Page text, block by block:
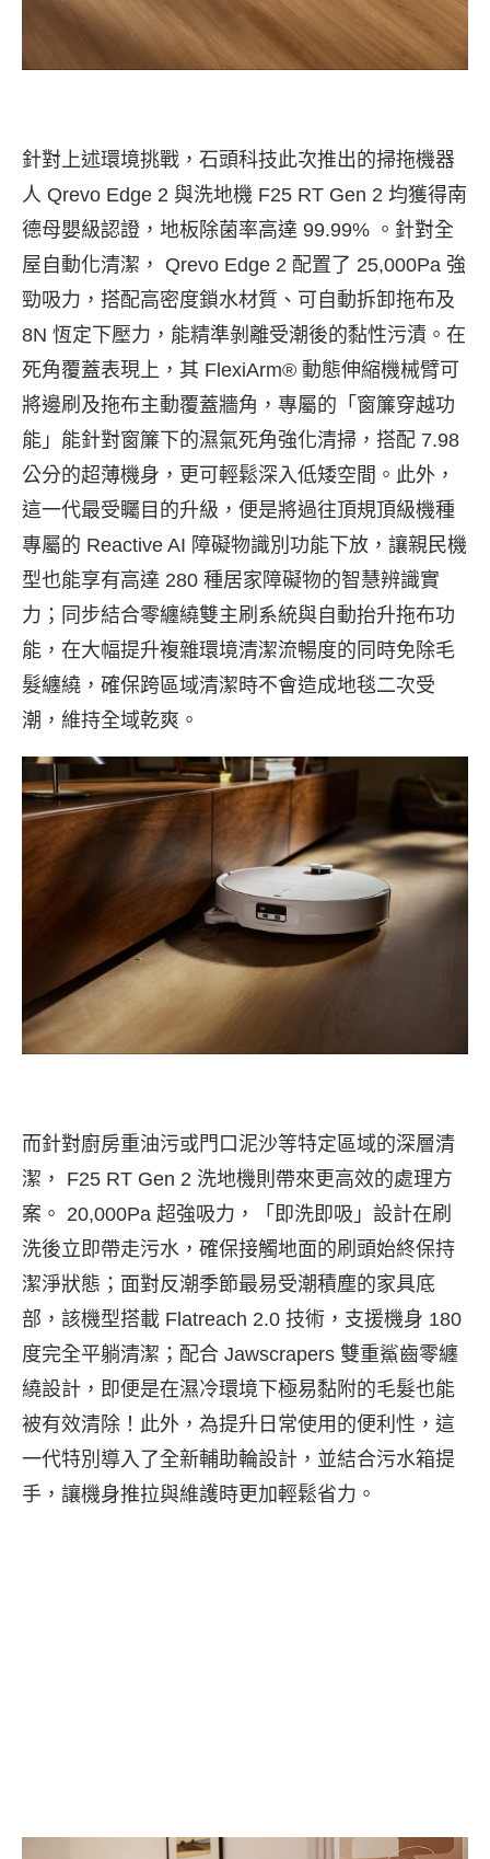
針對上述環境挑戰，石頭科技此次推出的掃拖機器
人 Qrevo Edge 2 與洗地機 F25 RT Gen 2 均獲得南
德母嬰級認證，地板除菌率高達 99.99% 。針對全
屋自動化清潔， Qrevo Edge 2 配置了 25,000Pa 強
勁吸力，搭配高密度鎖水材質、可自動拆卸拖布及
8N 恆定下壓力，能精準剝離受潮後的黏性污漬。在
死角覆蓋表現上，其 FlexiArm® 動態伸縮機械臂可
將邊刷及拖布主動覆蓋牆角，專屬的「窗簾穿越功
能」能針對窗簾下的濕氣死角強化清掃，搭配 7.98
公分的超薄機身，更可輕鬆深入低矮空間。此外，
這一代最受矚目的升級，便是將過往頂規頂級機種
專屬的 Reactive AI 障礙物識別功能下放，讓親民機
型也能享有高達 280 種居家障礙物的智慧辨識實
力；同步結合零纏繞雙主刷系統與自動抬升拖布功
能，在大幅提升複雜環境清潔流暢度的同時免除毛
髮纏繞，確保跨區域清潔時不會造成地毯二次受
潮，維持全域乾爽。
而針對廚房重油污或門口泥沙等特定區域的深層清
潔， F25 RT Gen 2 洗地機則帶來更高效的處理方
案。 20,000Pa 超強吸力，「即洗即吸」設計在刷
洗後立即帶走污水，確保接觸地面的刷頭始終保持
潔淨狀態；面對反潮季節最易受潮積塵的家具底
部，該機型搭載 Flatreach 2.0 技術，支援機身 180
度完全平躺清潔；配合 Jawscrapers 雙重鯊齒零纏
繞設計，即便是在濕冷環境下極易黏附的毛髮也能
被有效清除！此外，為提升日常使用的便利性，這
一代特別導入了全新輔助輪設計，並結合污水箱提
手，讓機身推拉與維護時更加輕鬆省力。